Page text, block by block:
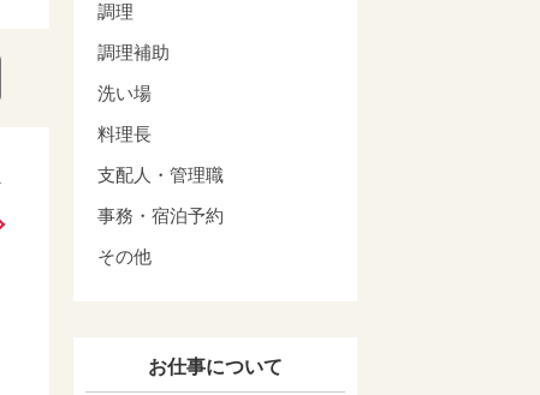
調理
調理補助
洗い場
料理長
支配人・管理職
事務・宿泊予約
その他
お仕事について